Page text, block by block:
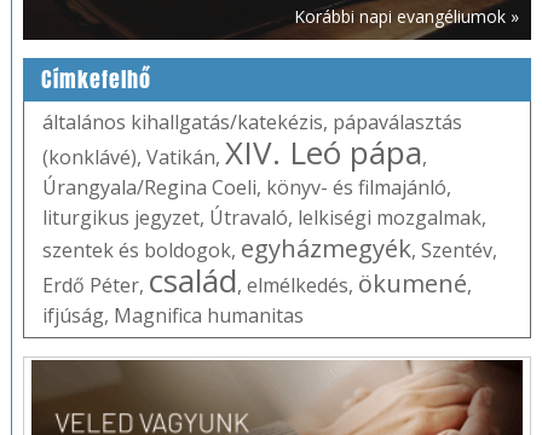
Korábbi napi evangéliumok »
Címkefelhő
általános kihallgatás/katekézis, pápaválasztás
(konklávé), Vatikán, XIV. Leó pápa,
Úrangyala/Regina Coeli, könyv- és filmajánló,
liturgikus jegyzet, Útravaló, lelkiségi mozgalmak,
szentek és boldogok, egyházmegyék, Szentév,
Erdő Péter, család, elmélkedés, ökumené,
ifjúság, Magnifica humanitas